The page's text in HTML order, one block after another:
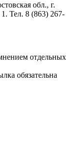
обл., г.
Тел. 8 (863) 267-
отдельных
обязательна